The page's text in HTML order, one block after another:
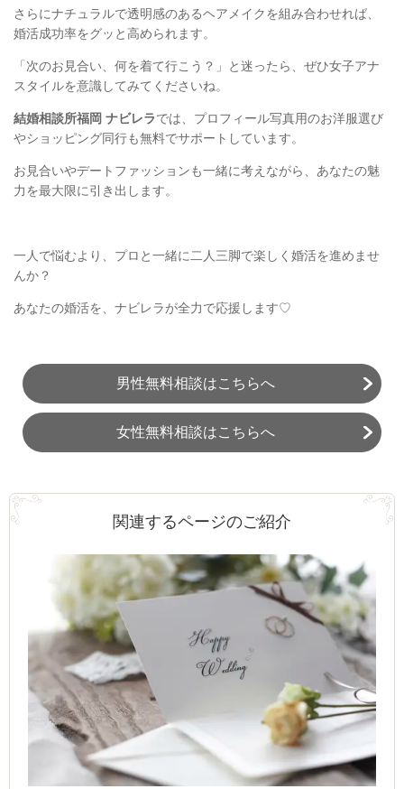
さらにナチュラルで透明感のあるヘアメイクを組み合わせれば、
婚活成功率をグッと高められます。
「次のお見合い、何を着て行こう？」と迷ったら、ぜひ女子アナ
スタイルを意識してみてくださいね。
結婚相談所福岡 ナビレラでは、プロフィール写真用のお洋服選び
やショッピング同行も無料でサポートしています。
お見合いやデートファッションも一緒に考えながら、あなたの魅
力を最大限に引き出します。
一人で悩むより、プロと一緒に二人三脚で楽しく婚活を進めませ
んか？
あなたの婚活を、ナビレラが全力で応援します♡
男性無料相談はこちらへ
女性無料相談はこちらへ
関連するページのご紹介